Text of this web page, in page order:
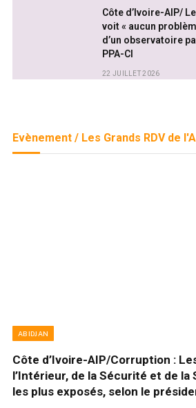
Côte d’Ivoire-AIP/
voit « aucun
d’un observatoire
PPA-CI
22 JUILLET 2026
Evènement / Les Grands RDV de
ABIDJAN
Côte d’Ivoire-AIP/Corruption :
l’Intérieur, de la Sécurité et de
les plus exposés, selon le